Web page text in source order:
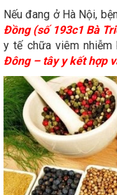
Nếu đang ở Hà Nội,
Đồng (số 193c1 Bà
y tế chữa viêm nhiễm
Đông – tây y kết hợp